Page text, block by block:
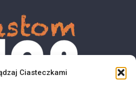
Ciasteczkami